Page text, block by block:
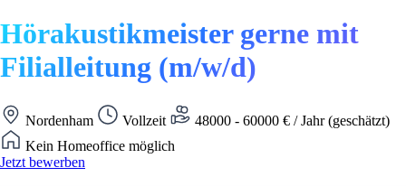
Hörakustikmeister gerne mit
Filialleitung (m/w/d)
Nordenham Vollzeit
48000 - 60000 € / Jahr (geschätzt)
Kein Homeoffice möglich
Jetzt bewerben